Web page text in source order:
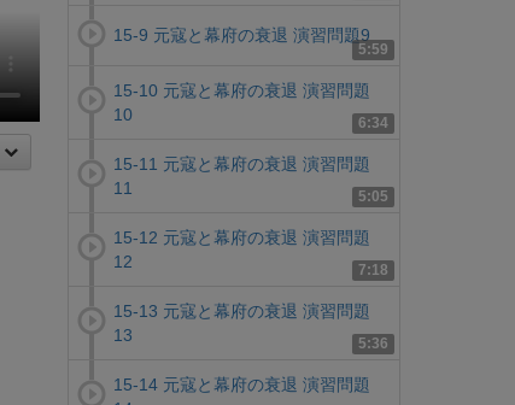
5:59
15-9 元寇と幕府の衰退 演習問題9
6:34
15-10 元寇と幕府の衰退 演習問題
10
5:05
15-11 元寇と幕府の衰退 演習問題
11
7:18
15-12 元寇と幕府の衰退 演習問題
12
5:36
15-13 元寇と幕府の衰退 演習問題
13
15-14 元寇と幕府の衰退 演習問題